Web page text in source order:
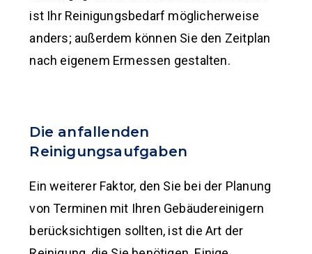
ist Ihr Reinigungsbedarf möglicherweise
anders; außerdem können Sie den Zeitplan
nach eigenem Ermessen gestalten.
Die anfallenden
Reinigungsaufgaben
Ein weiterer Faktor, den Sie bei der Planung
von Terminen mit Ihren Gebäudereinigern
berücksichtigen sollten, ist die Art der